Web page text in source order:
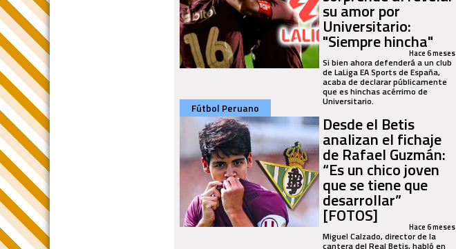
su amor por
Universitario:
"Siempre hincha"Hace 6 meses
Si bien ahora defenderá a un club
de LaLiga EA Sports de España,
acaba de declarar públicamente
que es hinchas acérrimo de
Universitario.
Fútbol Peruano
Desde el Betis
analizan el fichaje
de Rafael Guzmán:
“Es un chico joven
que se tiene que
desarrollar”
[FOTOS] Hace 6 meses
Miguel Calzado, director de la
cantera del Real Betis, habló en